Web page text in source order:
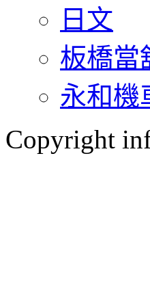
日文
板橋當
永和機
Copyright